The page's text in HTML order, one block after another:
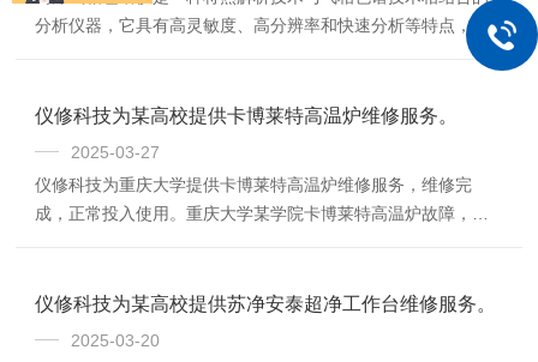
带回到仪修科技维修点进行详细检查和成本核算之后报价，在
遵循甲方同意之后，我们...
分析仪器，它具有高灵敏度、高分辨率和快速分析等特点，通
过对样品进行加热，使样品中的挥发性成分在高温下被释放出
这种方法既能够分析固体、液体样品中的挥发性成分，也能对
气、水体中的有害物质，如挥发性有机化合物、多环芳烃等，
为环境保护提供数据支持。这对于评估环境质量、监测污...
仪修科技为某高校提供卡博莱特高温炉维修服务。
2025-03-27
仪修科技为重庆大学提供卡博莱特高温炉维修服务，维修完
成，正常投入使用。重庆大学某学院卡博莱特高温炉故障，接
保险，其二是异响。工程师经过检查确定，该两个故障的原因
仪修科技为某高校提供苏净安泰超净工作台维修服务。
2025-03-20